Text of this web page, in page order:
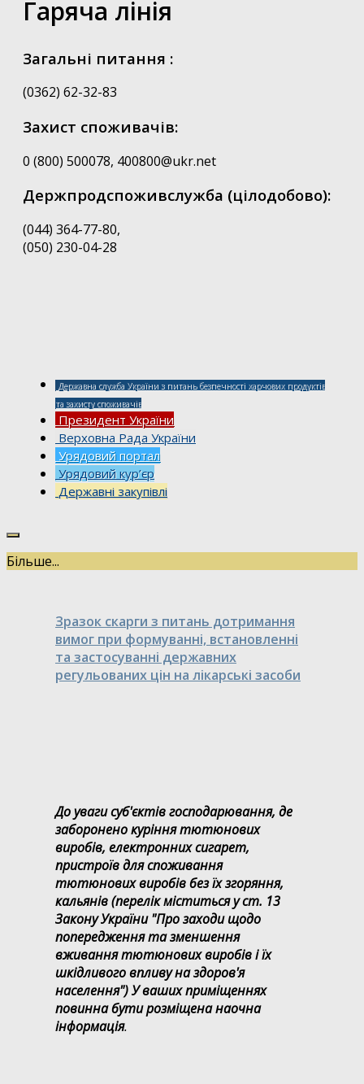
Гаряча лінія
Загальні питання :
(0362) 62-32-83
Захист споживачів:
0 (800) 500078, 400800@ukr.net
Держпродспоживслужба (цілодобово):
(044) 364-77-80,
(050) 230-04-28
Державна служба України з питань безпечності харчових продуктів
та захисту споживачів
Президент України
Верховна Рада України
Урядовий портал
Урядовий кур’єр
Державні закупівлі
Більше...
Зразок скарги з питань дотримання
вимог при формуванні, встановленні
та застосуванні державних
регульованих цін на лікарські засоби
До уваги суб'єктів господарювання, де
заборонено куріння тютюнових
виробів, електронних сигарет,
пристроїв для споживання
тютюнових виробів без їх згоряння,
кальянів (перелік міститься у ст. 13
Закону України "Про заходи щодо
попередження та зменшення
вживання тютюнових виробів і їх
шкідливого впливу на здоров'я
населення") У ваших приміщеннях
повинна бути розміщена наочна
інформація.